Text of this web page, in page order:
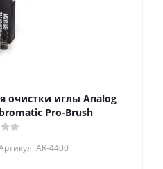
очистки иглы Analog
Pro-Brush
AR-4400